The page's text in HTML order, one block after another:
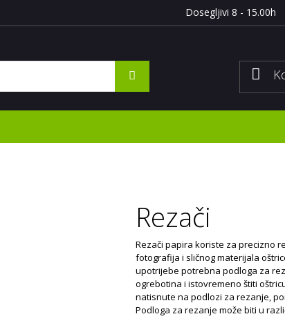
Dosegljivi 8 - 15.00h
Rezači
Rezači papira koriste za precizno
fotografija i sličnog materijala
upotrijebe potrebna podloga za
ogrebotina i istovremeno štiti
natisnute na podlozi za rezanje,
Podloga za rezanje može biti u